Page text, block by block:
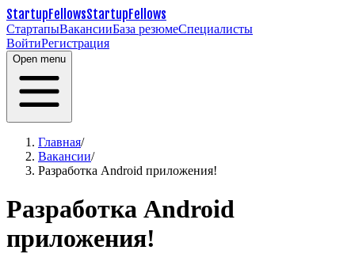
StartupFellowsStartupFellows
СтартапыВакансииБаза резюмеСпециалисты
ВойтиРегистрация
Open menu
Главная/
Вакансии/
Разработка Android приложения!
Разработка Android
приложения!